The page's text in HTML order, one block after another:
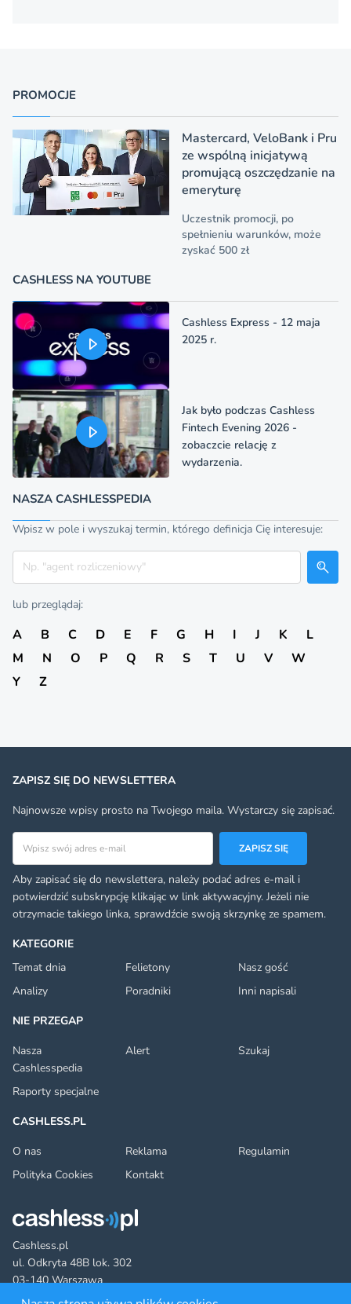
PROMOCJE
Mastercard, VeloBank i Pru
ze wspólną inicjatywą
promującą oszczędzanie na
emeryturę
Uczestnik promocji, po
spełnieniu warunków, może
zyskać 500 zł
CASHLESS NA YOUTUBE
Cashless Express - 12 maja
2025 r.
Jak było podczas Cashless
Fintech Evening 2026 -
zobaczcie relację z
wydarzenia.
NASZA CASHLESSPEDIA
Wpisz w pole i wyszukaj termin, którego definicja Cię interesuje:
Szukaj
lub przeglądaj:
A B C D E F G H I J K
L
M
N O P Q R S T U V
W
Y
Z
Cashless.pl
ul. Odkryta 48B lok. 302
03-140 Warszawa
KATEGORIE
Temat dnia
Felietony
Nasz gość
Analizy
Poradniki
Inni napisali
NIE PRZEGAP
Nasza
Cashlesspedia
Alert Szukaj
Raporty specjalne
CASHLESS.PL
O nas
Reklama
Regulamin
Polityka Cookies
Kontakt
ZAPISZ SIĘ DO NEWSLETTERA
Najnowsze wpisy prosto na Twojego maila. Wystarczy się zapisać.
ZAPISZ SIĘ
Aby zapisać się do newslettera, należy podać adres e-mail i
potwierdzić subskrypcję klikając w link aktywacyjny. Jeżeli nie
otrzymacie takiego linka, sprawdźcie swoją skrzynkę ze spamem.